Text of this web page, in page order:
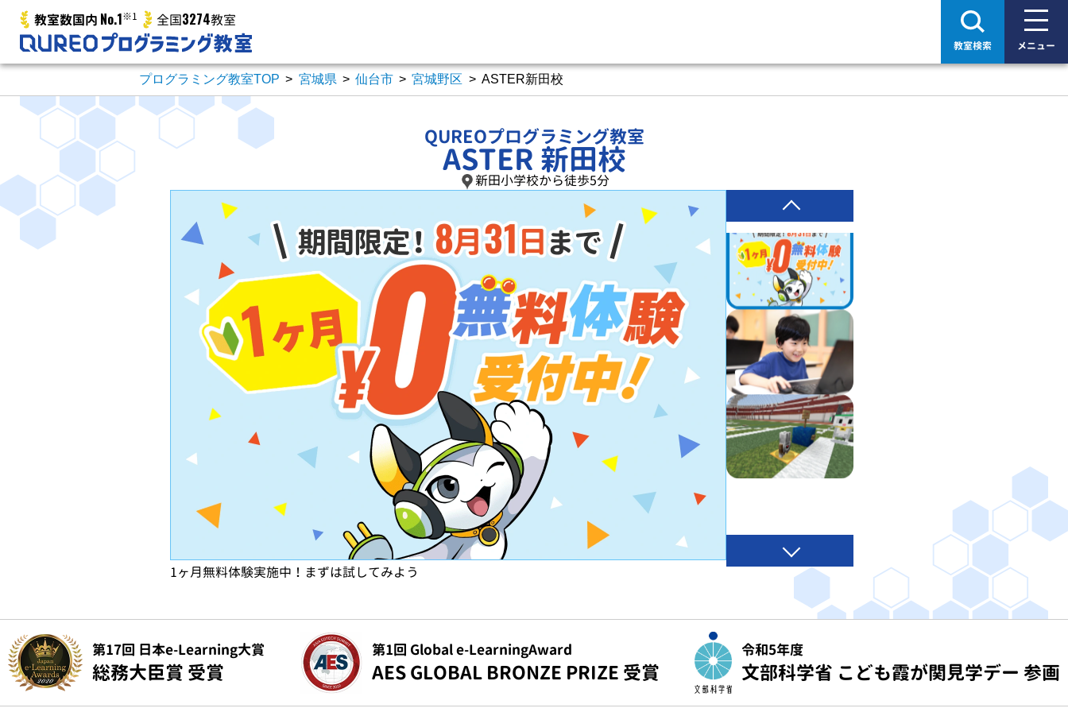
教室数国内 No.1※1 全国3274教室
教室検索 メニュー
プログラミング教室TOP > 宮城県 > 仙台市 > 宮城野区 > ASTER新田校
QUREOプログラミング教室
ASTER 新田校
新田小学校から徒歩5分
1ヶ月無料体験実施中！まずは試してみよう
第17回 日本e-Learning大賞
総務大臣賞 受賞
第1回 Global e-LearningAward
AES GLOBAL BRONZE PRIZE 受賞
令和5年度
文部科学省 こども霞が関見学デー 参画